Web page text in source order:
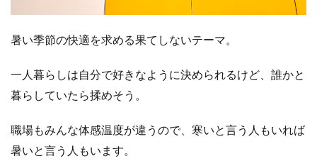
暑い季節の快適を求める果てしないテーマ。
一人暮らしは自分で好きなように決められるけど、誰かと
暮らしていたら揉めそう。
職場もみんな体感温度が違うので、寒いと言う人もいれば
暑いと言う人もいます。